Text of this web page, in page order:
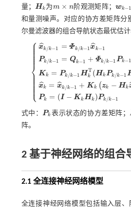
量；Hk
Hk 为m × n
m× n 阶观测矩阵；wk−1
wk-1
和量测噪声。对应的协方差矩阵分
尔曼滤波器的组合导航状态最优估
⎧
⎩
⎨
⎪
⎪
⎪⎪⎪⎪⎪⎪
⎪⎪⎪⎪⎪⎪⎪
⎪
x
ˆk/k−1 = Φk/k−1x
ˆk−1
Pk/k−1 = Qk−1 + Φk/k−1Pk−1
Kk = Pk/k−1 HT
k (Hk Pk /k−1
x
ˆk = x
ˆk/k−1 + Kk (zk − Hk
Pk = (I − KkHk )Pk/k−1
x^ k/k-1 =Φ k/k-1x ^k-1Pk /k-1=Qk-1+ Φ k
式中：Pk
Pk 表示状态的协方差矩阵；
阵。
2 基于神经网络的组合
2.1 全连接神经网络模型
全连接神经网络模型包括输入层、